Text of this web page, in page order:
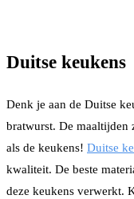
Duitse keukens
Denk je aan de Duitse
bratwurst. De maaltijden
als de keukens! Duitse
kwaliteit. De beste
deze keukens verwerkt.